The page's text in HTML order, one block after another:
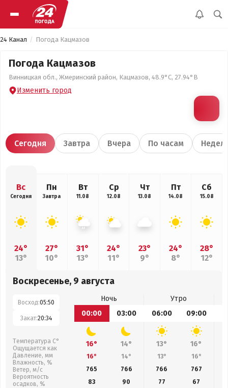
24 Канал Погода Кацмазов
Погода Кацмазов
Винницкая обл., Жмеринский район, Кацмазов, 48.9°С, 27.94°В
Изменить город
Сегодня Завтра Вчера По часам
Вс
Сегодня
24°
13°
Пн
Завтра
27°
10°
Вт
11.08
31°
13°
Ср
12.08
24°
11°
Чт
13.08
23°
9°
Пт
14.08
24°
8°
Сб
15.08
28°
12°
Воскресенье, 9 августа
Восход:05:50
Закат:20:34
Температура С°
Ощущается как
Давление, мм
Влажность, %
Ветер, м/с
Вероятность
осадков, %
Ночь
Утро
00:00
03:00 06:00 09:00
16° 14° 13° 16°
16° 14° 13° 16°
765
766 766 767
83
90 77
67